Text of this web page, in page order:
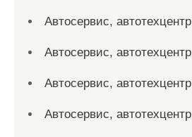
Автосервис, автотехцентр
Автосервис, автотехцентр
Автосервис, автотехцентр
Автосервис, автотехцентр